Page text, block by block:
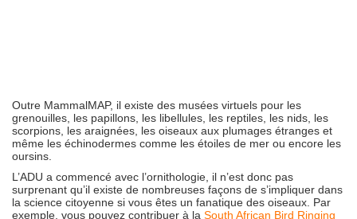
Outre MammalMAP, il existe des musées virtuels pour les
grenouilles, les papillons, les libellules, les reptiles, les nids, les
scorpions, les araignées, les oiseaux aux plumages étranges et
même les échinodermes comme les étoiles de mer ou encore les
oursins.
L’ADU a commencé avec l’ornithologie, il n’est donc pas
surprenant qu’il existe de nombreuses façons de s’impliquer dans
la science citoyenne si vous êtes un fanatique des oiseaux. Par
exemple, vous pouvez contribuer à la South African Bird Ringing